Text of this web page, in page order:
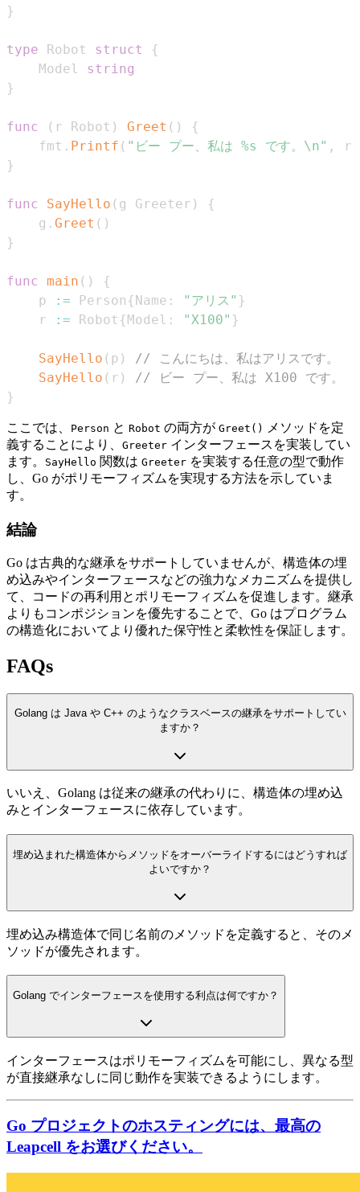
}
type Robot struct
{
    Model
string
}
func ( r Robot ) Greet ( )
{
    fmt
. Printf ( "ビー プー、私は %s です。\n" , r
}
func SayHello ( g Greeter )
{
    g
. Greet ( )
}
func main ( )
{
    p
:= Person {Name : "アリス" }
    r
:= Robot {Model : "X100" }
SayHello ( p )
// こんにちは、私はアリスです。
SayHello ( r )
// ビー プー、私は X100 です。
}
ここでは、 Person と Robot の両方が Greet()
メソッドを定
義することにより、 Greeter インターフェースを実装してい
ます。
SayHello 関数は Greeter を実装する任意の型で動作
し、Go がポリモーフィズムを実現する方法を示していま
す。
結論
Go は古典的な継承をサポートしていませんが、構造体の埋
め込みやインターフェースなどの強力なメカニズムを提供し
て、コードの再利用とポリモーフィズムを促進します。継承
よりもコンポジションを優先することで、Go はプログラム
の構造化においてより優れた保守性と柔軟性を保証します。
FAQs
Golang は Java や C++ のようなクラスベースの継承をサポートしてい
ますか？
いいえ、Golang は従来の継承の代わりに、構造体の埋め込
みとインターフェースに依存しています。
埋め込まれた構造体からメソッドをオーバーライドするにはどうすれば
よいですか？
埋め込み構造体で同じ名前のメソッドを定義すると、そのメ
ソッドが優先されます。
Golang でインターフェースを使用する利点は何ですか？
インターフェースはポリモーフィズムを可能にし、異なる型
が直接継承なしに同じ動作を実装できるようにします。
Go プロジェクトのホスティングには、最高の
Leapcell をお選びください。